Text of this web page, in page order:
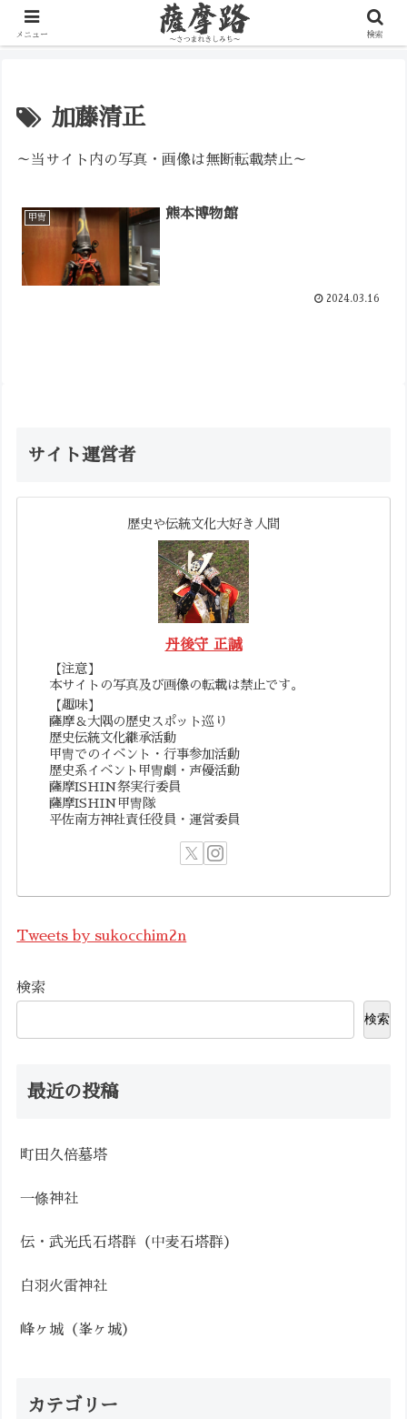
写真で辿る薩摩の歴史路
加藤清正
～当サイト内の写真・画像は無断転載禁止～
甲冑 熊本博物館
2024.03.16
サイト運営者
歴史や伝統文化大好き人間
丹後守 正誠
【注意】
本サイトの写真及び画像の転載は禁止です。
【趣味】
薩摩＆大隅の歴史スポット巡り
歴史伝統文化継承活動
甲冑でのイベント・行事参加活動
歴史系イベント甲冑劇・声優活動
薩摩ISHIN祭実行委員
薩摩ISHIN甲冑隊
平佐南方神社責任役員・運営委員
Tweets by sukocchim2n
検索
検索
最近の投稿
町田久倍墓塔
一條神社
伝・武光氏石塔群（中麦石塔群）
白羽火雷神社
峰ヶ城（峯ヶ城）
カテゴリー
メニュー 検索